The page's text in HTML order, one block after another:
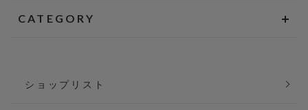
CATEGORY
ショップリスト